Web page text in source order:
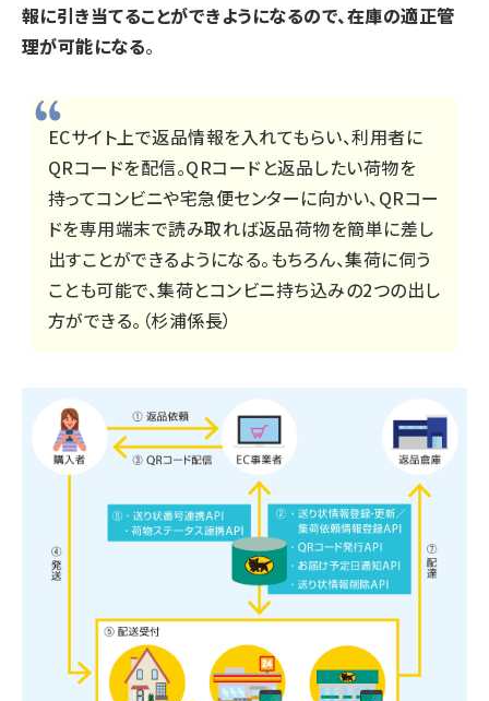
報に引き当てることができようになるので、在庫の適正管
理が可能になる。
ECサイト上で返品情報を入れてもらい、利用者に
QRコードを配信。QRコードと返品したい荷物を
持ってコンビニや宅急便センターに向かい、QRコー
ドを専用端末で読み取れば返品荷物を簡単に差し
出すことができるようになる。もちろん、集荷に伺う
ことも可能で、集荷とコンビニ持ち込みの2つの出し
方ができる。（杉浦係長）